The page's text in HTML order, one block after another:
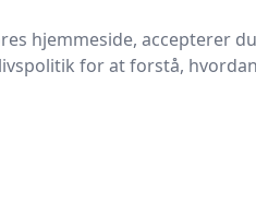
hvor lyden kan
og fri luft omkring
Brug om muligt en
bag møbler eller gennem
hjemmeside, accepterer
for at forstå,